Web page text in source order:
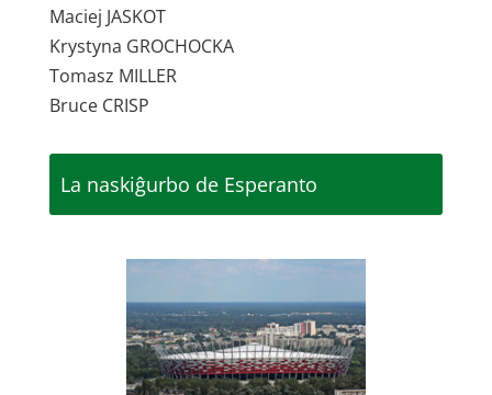
Maciej JASKOT
Krystyna GROCHOCKA
Tomasz MILLER
Bruce CRISP
La naskiĝurbo de Esperanto